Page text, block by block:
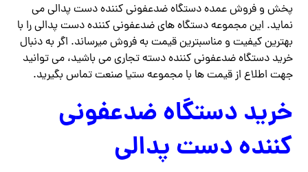
پخش و فروش عمده دستگاه ضدعفونی کننده دست پدالی می
نماید. این مجموعه دستگاه های ضدعفونی کننده دست پدالی را با
بهترین کیفیت و مناسبترین قیمت به فروش میرساند‌. اگر به دنبال
خرید دستگاه ضدعفونی کننده دسته تجاری می باشید، می توانید
جهت اطلاع از قیمت ها با مجموعه ستیا صنعت تماس بگیرید.
خرید دستگاه ضدعفونی
کننده دست پدالی